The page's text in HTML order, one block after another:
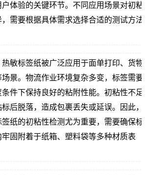
体验的关键环节。不同应用场景对初粘
需要根据具体需求选择合适的测试方法
敏标签纸被广泛应用于面单打印、货物
景。物流作业环境复杂多变，标签需要
件下保持良好的粘附性能。初粘性不足
后脱落，造成包裹丢失或延误。因此，
纸的初粘性检测尤为重要，需要确保标
固附着于纸箱、塑料袋等多种材质表